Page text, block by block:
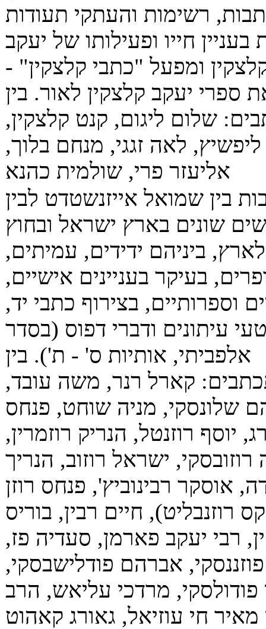
רשימות והעתקי תעודות
בעניין חייו ופעילותו של יעקב
ומפעל "כתבי קלצקין" -
ספרי יעקב קלצקין לאור. בין
שלום ליגום, קנט קלצקין,
לאה זגגי, מנחם בלוך,
אליעזר פרי, שולמית כהנא
בין שמואל אייזנשטדט לבין
שונים בארץ ישראל ובחוץ
לארץ, ביניהם ידידים, עמיתים,
בעיקר בעניינים אישיים,
וספרותיים, בצירוף כתבי יד,
עיתונים ודברי דפוס (בסדר
אלפביתי, אותיות ס' - ת'). בין
קארל רנר, משה עובד,
שלונסקי, מניה שוחט, פנחס
יוסף רוזנטל, הנריק רוזמרין,
ישראל רוזוב, הנריך
אוסקר רבינוביץ', פנחס רוזן
רוזנבליט), חיים רבין, בוריס
רבי יעקב פארמן, סעדיה פז,
אברהם פודלישבסקי,
פודולסקי, מרדכי עליאש, הרב
מאיר חי עוזיאל, גאורג קאהוט